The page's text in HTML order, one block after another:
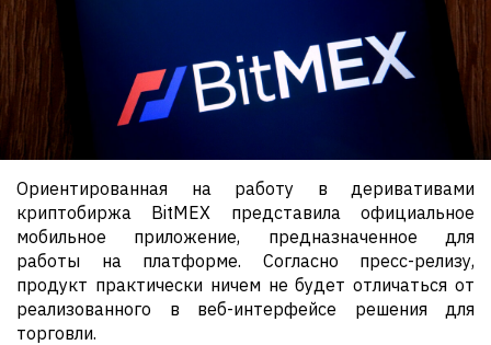
Ориентированная на работу в деривативами
криптобиржа BitMEX представила официальное
мобильное приложение, предназначенное для
работы на платформе. Согласно пресс-релизу,
продукт практически ничем не будет отличаться от
реализованного в веб-интерфейсе решения для
торговли.